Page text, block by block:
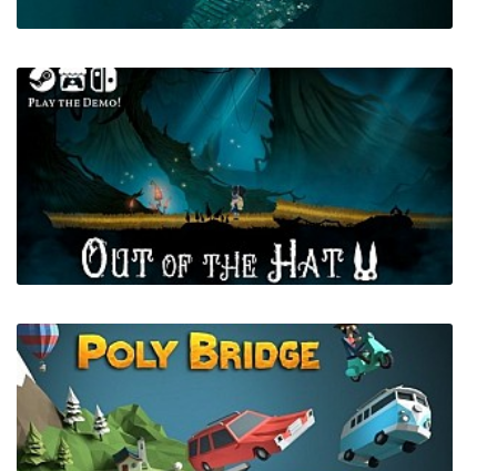
ABRISS - build to destroy